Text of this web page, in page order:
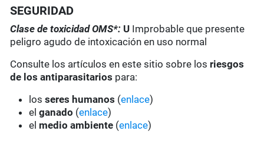
SEGURIDAD
Clase de toxicidad OMS*: U Improbable que presente
peligro agudo de intoxicación en uso normal
Consulte los artículos en este sitio sobre los riesgos
de los antiparasitarios para:
losseres humanos (enlace)
elganado (enlace)
el medio ambiente (enlace)